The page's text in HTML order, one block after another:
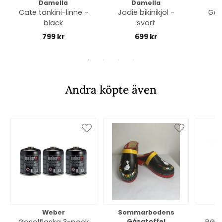
Damella
Cate tankini-linne -
black
799 kr
Damella
Jodie bikinikjol -
svart
699 kr
Andra köpte även
Weber
Sommarbodens